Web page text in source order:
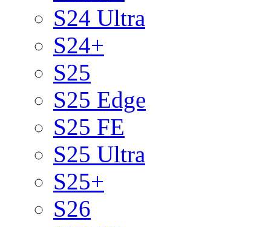
S24 Ultra
S24+
S25
S25 Edge
S25 FE
S25 Ultra
S25+
S26